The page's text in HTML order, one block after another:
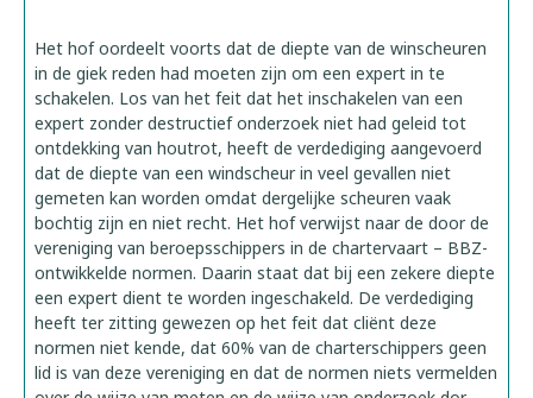
Het hof oordeelt voorts dat de diepte van de winscheuren
in de giek reden had moeten zijn om een expert in te
schakelen. Los van het feit dat het inschakelen van een
expert zonder destructief onderzoek niet had geleid tot
ontdekking van houtrot, heeft de verdediging aangevoerd
dat de diepte van een windscheur in veel gevallen niet
gemeten kan worden omdat dergelijke scheuren vaak
bochtig zijn en niet recht. Het hof verwijst naar de door de
vereniging van beroepsschippers in de chartervaart – BBZ-
ontwikkelde normen. Daarin staat dat bij een zekere diepte
een expert dient te worden ingeschakeld. De verdediging
heeft ter zitting gewezen op het feit dat cliënt deze
normen niet kende, dat 60% van de charterschippers geen
lid is van deze vereniging en dat de normen niets vermelden